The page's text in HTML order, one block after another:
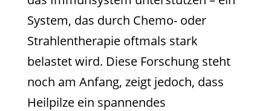
System, das durch Chemo- oder
Strahlentherapie oftmals stark
belastet wird. Diese Forschung steht
noch am Anfang, zeigt jedoch, dass
Heilpilze ein spannendes